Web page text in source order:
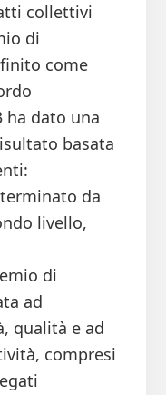
collettivi
di
come
ha dato una
basata
da
livello,
di
ad
qualità e ad
compresi